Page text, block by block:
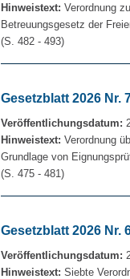
Hinweistext: Verordnung
Betreuungsgesetz der
(S. 482 - 493)
Gesetzblatt 2026 Nr.
Veröffentlichungsdatum:
Hinweistext: Verordnung
Grundlage von
(S. 475 - 481)
Gesetzblatt 2026 Nr.
Veröffentlichungsdatum:
Hinweistext: Siebte